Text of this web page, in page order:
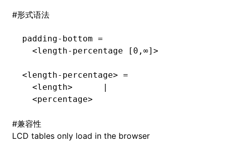
#形式语法
padding-bottom =
  <length-percentage [0,∞]>
<length-percentage> =
  <length>      |
  <percentage>
#兼容性
LCD tables only load in the browser